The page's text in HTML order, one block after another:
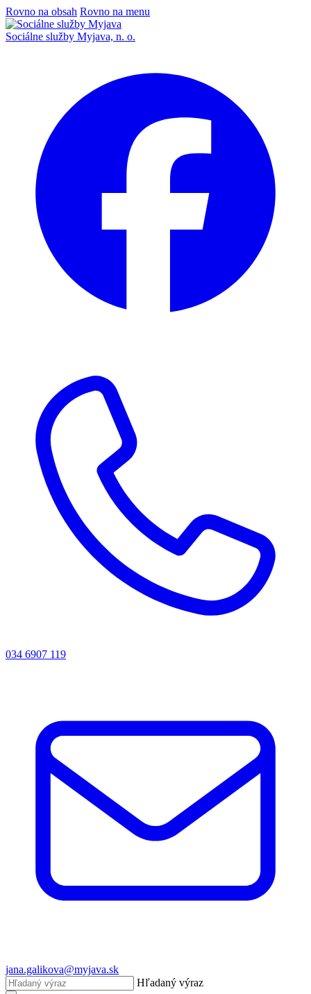
Rovno na obsah Rovno na menu
Sociálne služby Myjava, n. o.
034 6907 119
jana.galikova@myjava.sk
Hľadaný výraz